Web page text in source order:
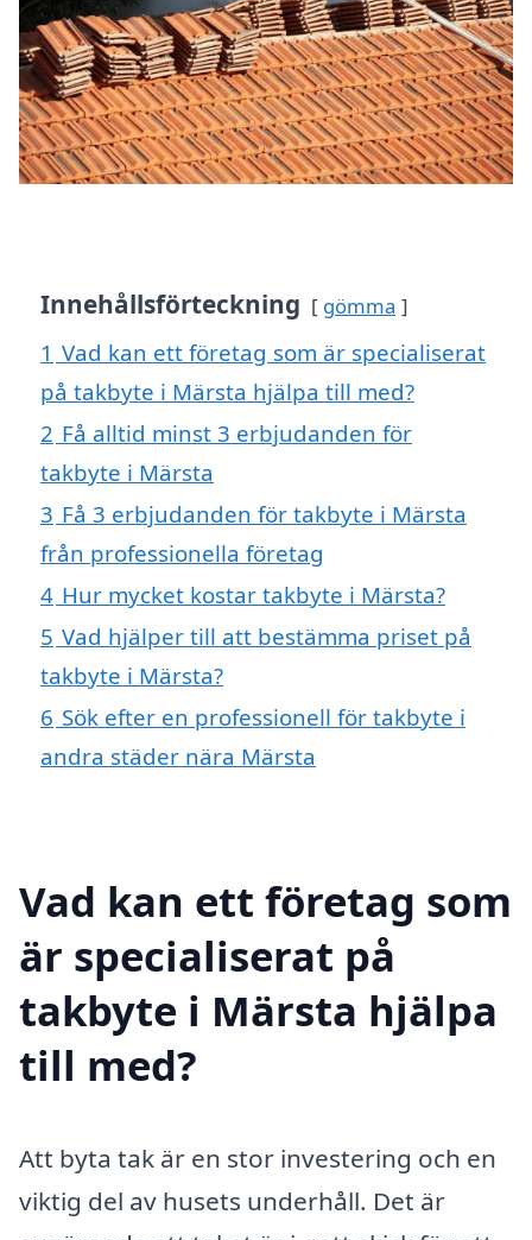
Innehållsförteckning gömma
1 Vad kan ett företag som är specialiserat
på takbyte i Märsta hjälpa till med?
2 Få alltid minst 3 erbjudanden för
takbyte i Märsta
3 Få 3 erbjudanden för takbyte i Märsta
från professionella företag
4 Hur mycket kostar takbyte i Märsta?
5 Vad hjälper till att bestämma priset på
takbyte i Märsta?
6 Sök efter en professionell för takbyte i
andra städer nära Märsta
Vad kan ett företag som
är specialiserat på
takbyte i Märsta hjälpa
till med?
Att byta tak är en stor investering och en
viktig del av husets underhåll. Det är